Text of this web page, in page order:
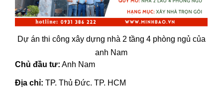
Dự án thi công xây dựng nhà 2 tầng 4 phòng ngủ của
anh Nam
Chủ đầu tư: Anh Nam
Địa chỉ: TP. Thủ Đức. TP. HCM